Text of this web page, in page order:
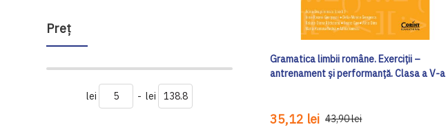
Preţ
lei - lei
Gramatica limbii române. Exerciții –
antrenament și performanță. Clasa a V-a
35,12 lei 43,90 lei